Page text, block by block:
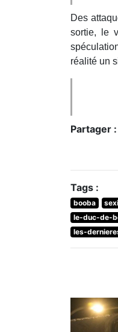
Des
sortie, le
réalité un
Partager :
Tags :
booba
le-duc-de-
les-